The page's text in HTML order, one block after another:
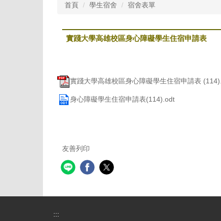
首頁 學生宿舍 宿舍表單
實踐大學高雄校區身心障礙學生住宿申請表
實踐大學高雄校區身心障礙學生住宿申請表
身心障礙學生住宿申請表(114).odt
友善列印
:::